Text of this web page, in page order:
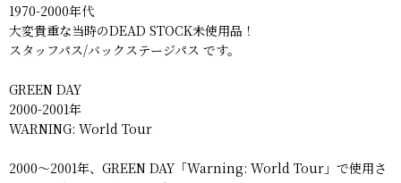
1970-2000年代
大変貴重な当時のDEAD STOCK未使用品！
スタッフパス/バックステージパス です。
GREEN DAY
2000-2001年
WARNING: World Tour
2000〜2001年、GREEN DAY「Warning: World Tour」で使用さ